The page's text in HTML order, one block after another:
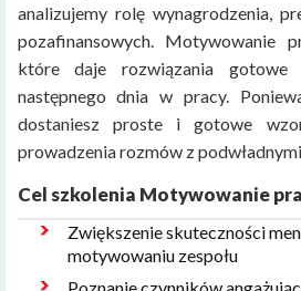
analizujemy rolę wynagrodzenia,
pozafinansowych. Motywowanie
które daje rozwiązania gotowe
następnego dnia w pracy.
dostaniesz proste i gotowe
prowadzenia rozmów z
Cel szkolenia Motywowanie
Zwiększenie skuteczności
motywowaniu zespołu